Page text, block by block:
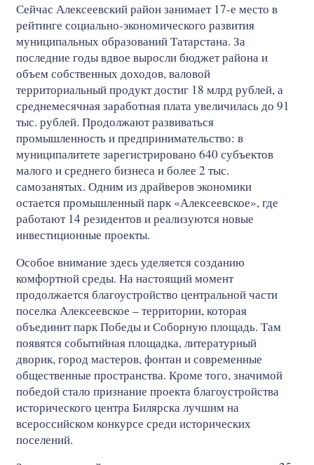
Сейчас Алексеевский район занимает 17-е место в
рейтинге социально-экономического развития
муниципальных образований Татарстана. За
последние годы вдвое выросли бюджет района и
объем собственных доходов, валовой
территориальный продукт достиг 18 млрд рублей, а
среднемесячная заработная плата увеличилась до 91
тыс. рублей. Продолжают развиваться
промышленность и предпринимательство: в
муниципалитете зарегистрировано 640 субъектов
малого и среднего бизнеса и более 2 тыс.
самозанятых. Одним из драйверов экономики
остается промышленный парк «Алексеевское», где
работают 14 резидентов и реализуются новые
инвестиционные проекты.
Особое внимание здесь уделяется созданию
комфортной среды. На настоящий момент
продолжается благоустройство центральной части
поселка Алексеевское – территории, которая
объединит парк Победы и Соборную площадь. Там
появятся событийная площадка, литературный
дворик, город мастеров, фонтан и современные
общественные пространства. Кроме того, значимой
победой стало признание проекта благоустройства
исторического центра Билярска лучшим на
всероссийском конкурсе среди исторических
поселений.